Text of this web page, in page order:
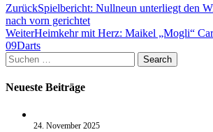
Beitragsnavigation
ZurückSpielbericht: Nullneun unterliegt den
nach vorn gerichtet
WeiterHeimkehr mit Herz: Maikel „Mogli“
09Darts
Suchen
nach:
Search
Neueste Beiträge
24. November 2025